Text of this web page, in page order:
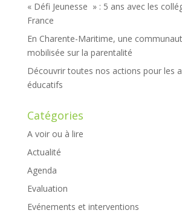
« Défi Jeunesse » : 5 ans avec les
France
En Charente-Maritime, une
mobilisée sur la parentalité
Découvrir toutes nos actions pour les
éducatifs
Catégories
A voir ou à lire
Actualité
Agenda
Evaluation
Evénements et interventions